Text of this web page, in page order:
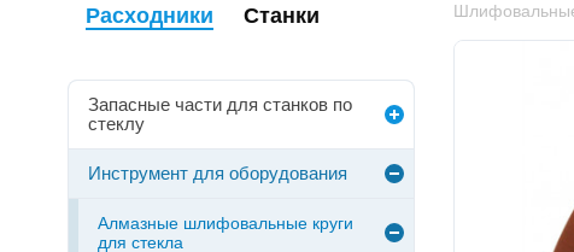
Шлифовальные
Расходники Станки
Запасные части для станков по
стеклу
Инструмент для оборудования
Алмазные шлифовальные круги
для стекла